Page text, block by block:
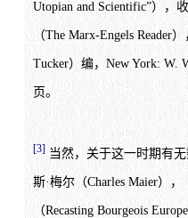
Utopian and Scientific”），
（The Marx-Engels Reader
Tucker）编，New York: W.
页。
[3]当然，关于这一时期有
斯·梅尔（Charles Maier）
（Recasting Bourgeois